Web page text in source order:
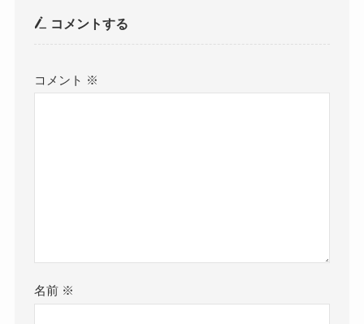
コメントする
コメント ※
名前 ※